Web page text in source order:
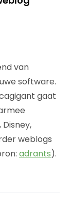
van
software.
gaat
Disney,
weblogs
adrants).